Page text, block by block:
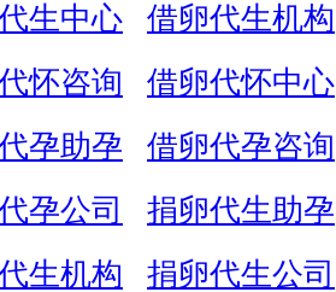
生中心 借卵代生机构
怀咨询 借卵代怀中心
孕助孕 借卵代孕咨询
孕公司 捐卵代生助孕
生机构 捐卵代生公司